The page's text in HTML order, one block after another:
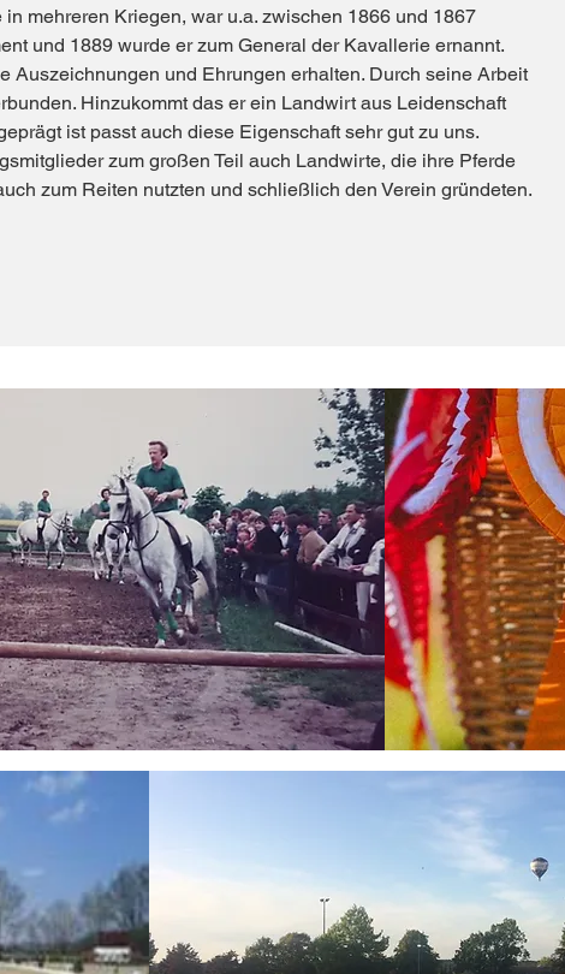
in mehreren Kriegen, war u.a. zwischen 1866 und 1867
und 1889 wurde er zum General der Kavallerie ernannt.
Auszeichnungen und Ehrungen erhalten. Durch seine Arbeit
Hinzukommt das er ein Landwirt aus Leidenschaft
ist passt auch diese Eigenschaft sehr gut zu uns.
zum großen Teil auch Landwirte, die ihre Pferde
zum Reiten nutzten und schließlich den Verein gründeten.